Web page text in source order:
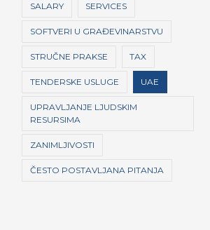
SALARY SERVICES
SOFTVERI U GRAĐEVINARSTVU
STRUČNE PRAKSE TAX
TENDERSKE USLUGE UAE
UPRAVLJANJE LJUDSKIM
RESURSIMA
ZANIMLJIVOSTI
ČESTO POSTAVLJANA PITANJA